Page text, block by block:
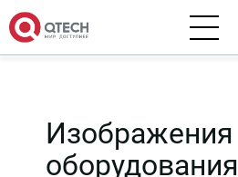
Изображения
оборудования